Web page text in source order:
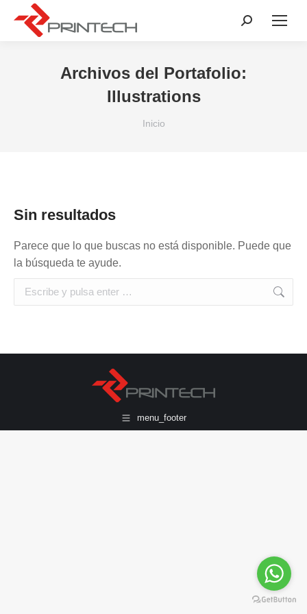
Buscar:
Archivos del Portafolio:
Illustrations
Inicio
Sin resultados
Parece que lo que buscas no está disponible. Puede que
la búsqueda te ayude.
Buscar:
menu_footer